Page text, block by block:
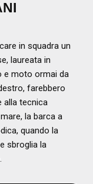
in squadra un
laureata in
e moto ormai da
farebbero
alla tecnica
la barca a
quando la
sbroglia la